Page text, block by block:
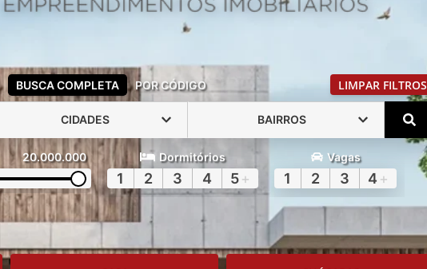
BUSCA COMPLETA POR CÓDIGO LIMPAR FILTROS
CIDADES BAIRROS
20.000.000 Dormitórios
1 2 3 4 5+
Vagas
1 2 3 4 +